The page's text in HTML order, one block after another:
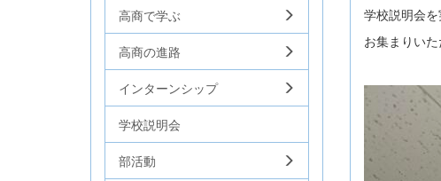
学校説明会を
お集まりい
高商で学ぶ
高商の進路
インターンシップ
学校説明会
部活動